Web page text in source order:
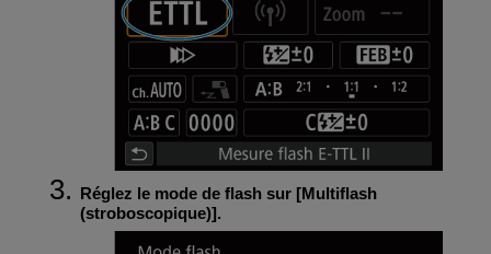
Réglez le mode de flash sur [Multiflash
(stroboscopique)].